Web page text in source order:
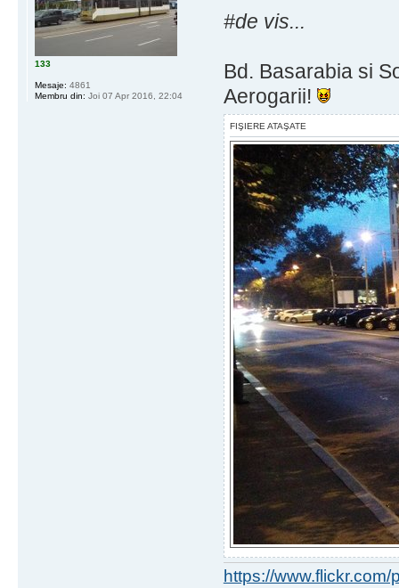
#de vis...
Bd. Basarabia si
Aerogarii!
FIŞIERE ATAŞATE
https://
133
Mesaje: 4861
Membru din: Joi 07 Apr 2016, 22:04